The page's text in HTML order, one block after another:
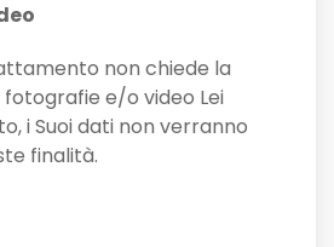
non chiede la
e/o video Lei
i Suoi dati non verranno
finalità.